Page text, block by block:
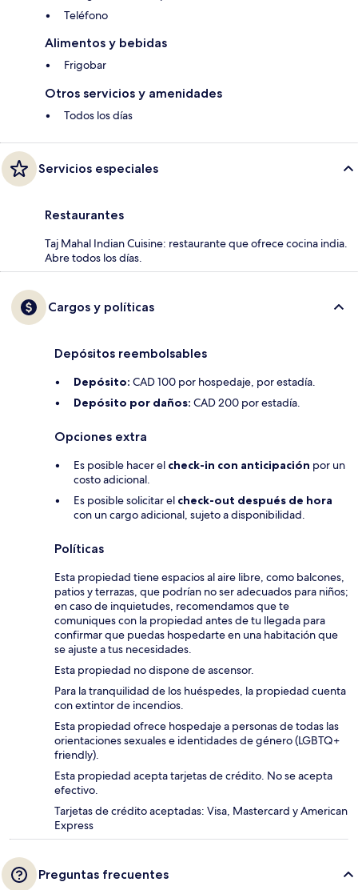
Teléfono
Alimentos y bebidas
Frigobar
Otros servicios y amenidades
Todos los días
Servicios especiales
Restaurantes
Taj Mahal Indian Cuisine: restaurante que ofrece cocina india.
Abre todos los días.
Cargos y políticas
Depósitos reembolsables
Depósito: CAD 100 por hospedaje, por estadía.
Depósito por daños: CAD 200 por estadía.
Opciones extra
Es posible hacer el check-in con anticipación por un
costo adicional.
Es posible solicitar el check-out después de hora
con un cargo adicional, sujeto a disponibilidad.
Políticas
Esta propiedad tiene espacios al aire libre, como balcones,
patios y terrazas, que podrían no ser adecuados para niños;
en caso de inquietudes, recomendamos que te
comuniques con la propiedad antes de tu llegada para
confirmar que puedas hospedarte en una habitación que
se ajuste a tus necesidades.
Esta propiedad no dispone de ascensor.
Para la tranquilidad de los huéspedes, la propiedad cuenta
con extintor de incendios.
Esta propiedad ofrece hospedaje a personas de todas las
orientaciones sexuales e identidades de género (LGBTQ+
friendly).
Esta propiedad acepta tarjetas de crédito. No se acepta
efectivo.
Tarjetas de crédito aceptadas: Visa, Mastercard y American
Express
Preguntas frecuentes